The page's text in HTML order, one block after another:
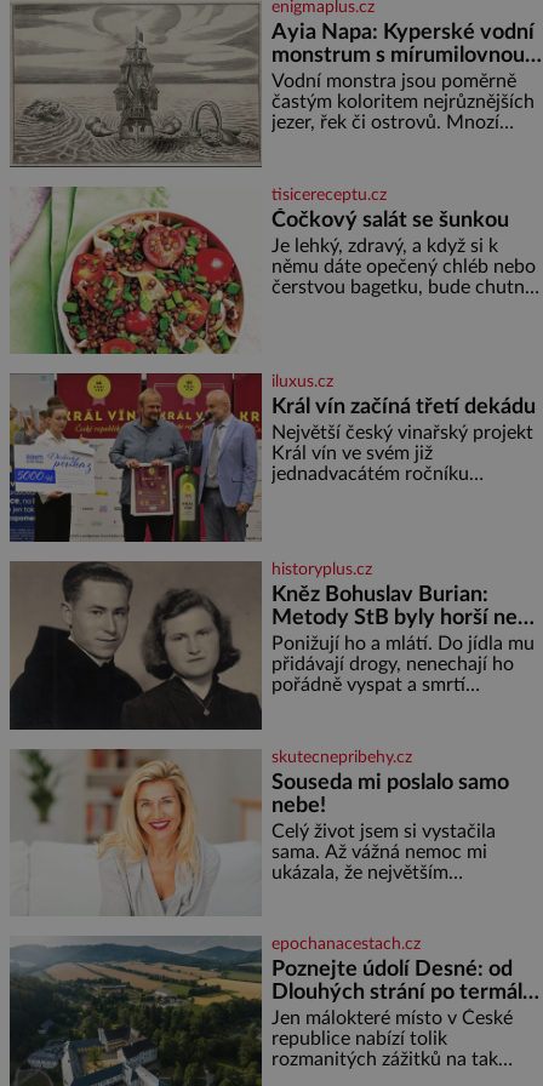
enigmaplus.cz
Ayia Napa: Kyperské vodní
monstrum s mírumilovnou
povahou
Vodní monstra jsou poměrně
častým koloritem nejrůznějších
jezer, řek či ostrovů. Mnozí
přitáhnout k němu pozornost
záhadám nakloněných turi
tisicereceptu.cz
Čočkový salát se šunkou
Je lehký, zdravý, a když si k
němu dáte opečený chléb nebo
čerstvou bagetku, bude chutnat
cibule 2 lžíce
iluxus.cz
Král vín začíná třetí dekádu
Největší český vinařský projekt
Král vín ve svém již
jednadvacátém ročníku
historyplus.cz
Kněz Bohuslav Burian:
Metody StB byly horší než
gestapácké trýznění
Ponižují ho a mlátí. Do jídla mu
přidávají drogy, nenechají ho
pořádně vyspat a smrtí
estébákům podepíše všechno,
co po něm chtějí. Svým
podpisem jim potvrdí také to, že
na něj během výslechů nikdo
nevyvíjel fyzický ani psychický
nátlak. Syn brněnského řezníka
chce být knězem a
skutecnepribehy.cz
Souseda mi poslalo samo
nebe!
Celý život jsem si vystačila
sama. Až vážná nemoc mi
ukázala, že největším
ochotný podat pomocnou ruku.
Vždycky jsem byla spíš
samotářka. Nepotřebovala jsem
kolem sebe partu kamarádek
ani partnera. Stačily mi knihy,
práce a hlavně klid. Hned po
studiích jsem odešla z rodného
epochanacestach.cz
Poznejte údolí Desné: od
Dlouhých strání po termální
prameny
Jen málokteré místo v České
republice nabízí tolik
rozmanitých zážitků na tak